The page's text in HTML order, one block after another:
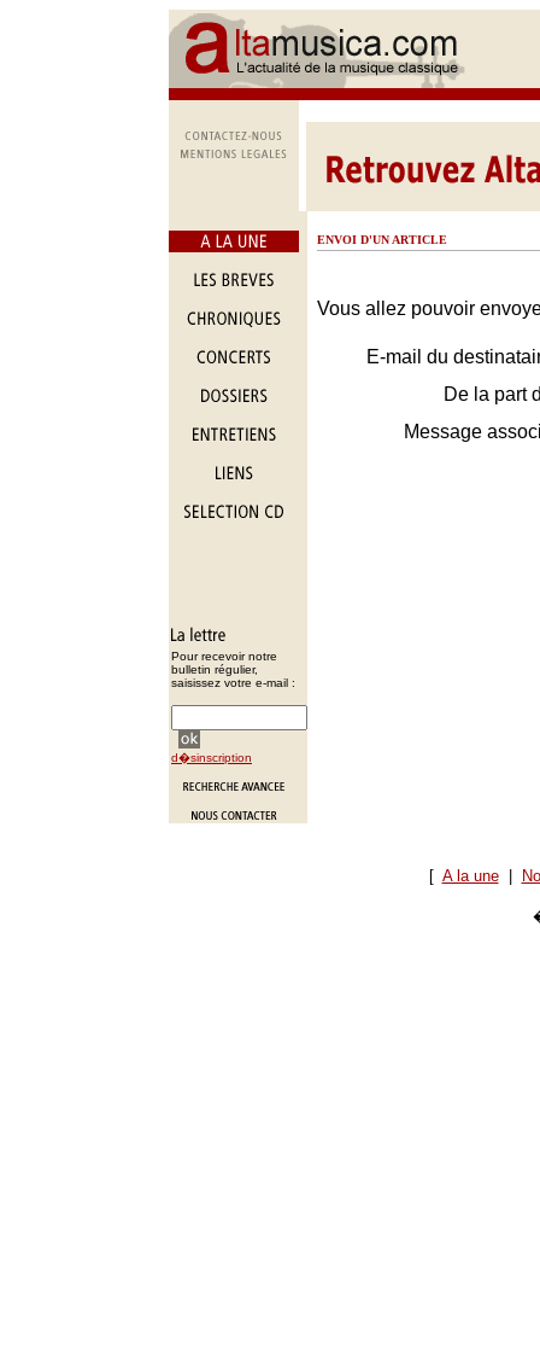
Pour recevoir notre
bulletin régulier,
saisissez votre e-mail :
d�sinscription
ENVOI D'UN ARTICLE
Vous allez pouvoir
E-mail du
De la part
Message
[ A la une|